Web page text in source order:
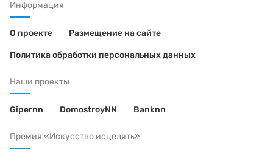
Информация
О проекте Размещение на сайте
Политика обработки персональных данных
Наши проекты
Gipernn DomostroyNN Banknn
Премия «Искусство исцелять»